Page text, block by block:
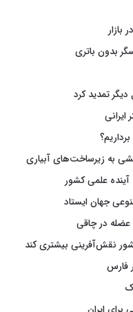
بازار
بدون باتری
به زیرساخت‌های آبیاری
آینده علمی کشور
جهان ایستاد
عضله در چاقی
نقش‌آفرینی بیشتری کند
فارس